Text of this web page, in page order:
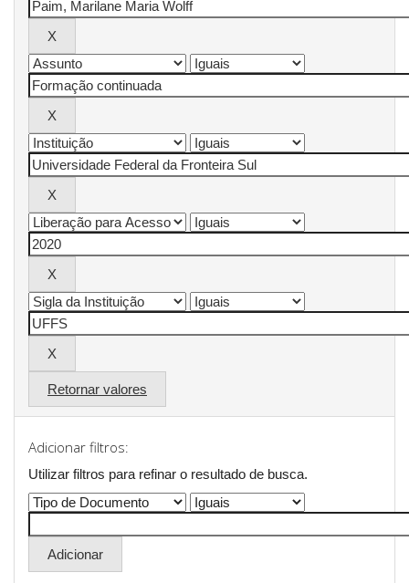
Retornar valores
Adicionar filtros:
Utilizar filtros para refinar o resultado de busca.